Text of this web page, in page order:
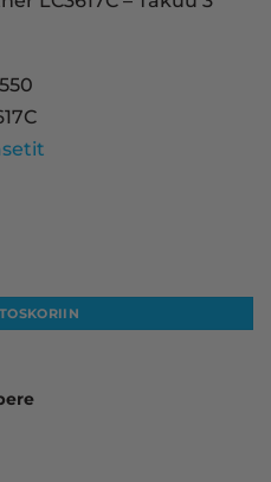
550
syaani – tarvike, premium